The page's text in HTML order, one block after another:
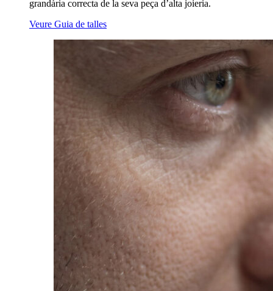
grandària correcta de la seva peça d’alta joieria.
Veure Guia de talles